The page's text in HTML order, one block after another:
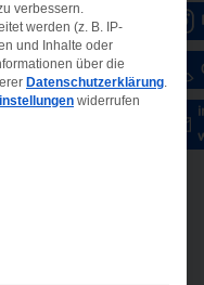
verbessern.
werden (z. B. IP-
und Inhalte oder
über die
Datenschutzerklärung.
widerrufen
Gruppen, für die